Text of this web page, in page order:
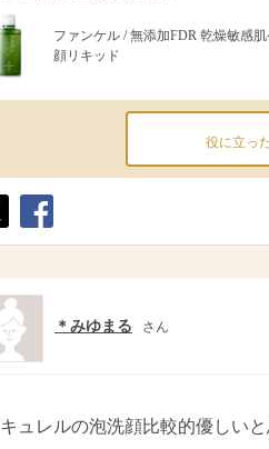
ファンケル / 無添加FDR 乾燥敏感
顔リキッド
役に立っ
ア
＊みゆまる さん
キュレルの泡洗顔比較的優しい